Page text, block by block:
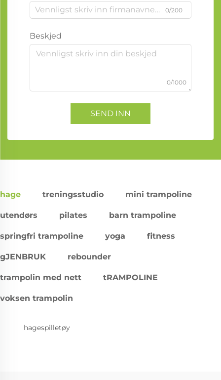
0/200
Beskjed
0/1000
SEND INN
hage treningsstudio mini trampoline
utendørs pilates barn trampoline
springfri trampoline yoga fitness
gJENBRUK rebounder
trampolin med nett tRAMPOLINE
voksen trampolin
hagespilletøy